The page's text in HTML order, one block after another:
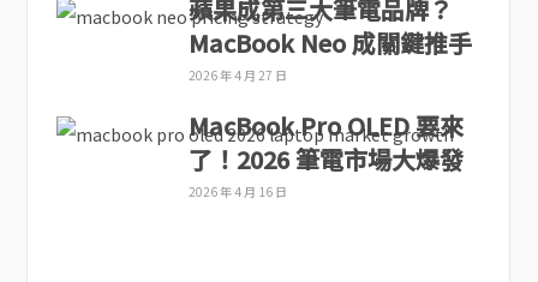
蘋果成第三大筆電品牌？
MacBook Neo 成關鍵推手
2026 年 4 月 27 日
MacBook Pro OLED 要來
了！2026 筆電市場大爆發
2026 年 4 月 16 日